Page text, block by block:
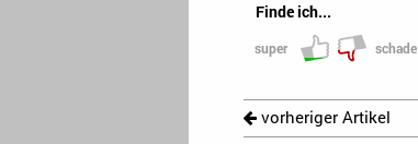
Finde ich...
super schade
vorheriger Artikel